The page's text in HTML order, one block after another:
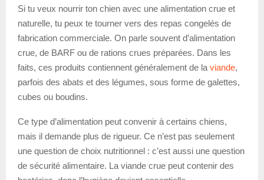
Si tu veux nourrir ton chien avec une alimentation crue et
naturelle, tu peux te tourner vers des repas congelés de
fabrication commerciale. On parle souvent d’alimentation
crue, de BARF ou de rations crues préparées. Dans les
faits, ces produits contiennent généralement de la viande,
parfois des abats et des légumes, sous forme de galettes,
cubes ou boudins.
Ce type d’alimentation peut convenir à certains chiens,
mais il demande plus de rigueur. Ce n’est pas seulement
une question de choix nutritionnel : c’est aussi une question
de sécurité alimentaire. La viande crue peut contenir des